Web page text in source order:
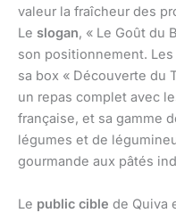
valeur la fraîcheur des
Le slogan, « Le Goût du
son positionnement. Les
sa box « Découverte du
un repas complet avec
française, et sa gamme
légumes et de
gourmande aux pâtés
Le public cible de Quiva